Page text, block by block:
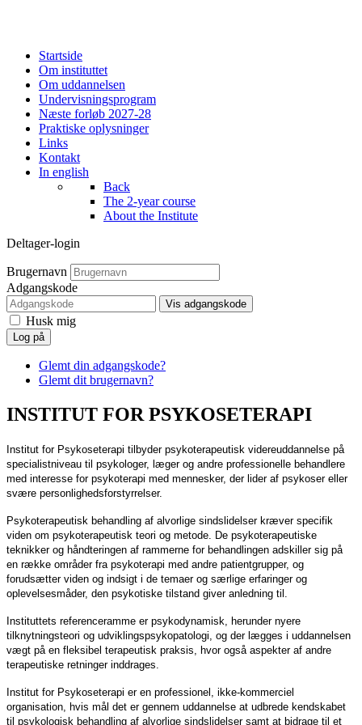
Startside
Om instituttet
Om uddannelsen
Undervisningsprogram
Næste forløb 2027-28
Praktiske oplysninger
Links
Kontakt
In english
Back
The 2-year course
About the Institute
Deltager-login
Brugernavn
Adgangskode
Vis adgangskode
Husk mig
Log på
Glemt din adgangskode?
Glemt dit brugernavn?
INSTITUT FOR PSYKOSETERAPI
Institut for Psykoseterapi tilbyder psykoterapeutisk videreuddannelse på
specialistniveau til psykologer, læger og andre professionelle behandlere
med interesse for psykoterapi med mennesker, der lider af psykoser eller
svære personlighedsforstyrrelser.
Psykoterapeutisk behandling af alvorlige sindslidelser kræver specifik
viden om psykoterapeutisk teori og metode. De psykoterapeutiske
teknikker og håndteringen af rammerne for behandlingen adskiller sig på
en række områder fra psykoterapi med andre patientgrupper, og
forudsætter viden og indsigt i de temaer og særlige erfaringer og
oplevelsesmåder, den psykotiske tilstand giver anledning til.
Instituttets referenceramme er psykodynamisk, herunder nyere
tilknytningsteori og udviklingspsykopatologi, og der lægges i uddannelsen
vægt på en fleksibel terapeutisk praksis, hvor også aspekter af andre
terapeutiske retninger inddrages.
Institut for Psykoseterapi er en professionel, ikke-kommerciel
organisation, hvis mål det er gennem uddannelse at udbrede kendskabet
til psykologisk behandling af alvorlige sindslidelser samt at bidrage til et